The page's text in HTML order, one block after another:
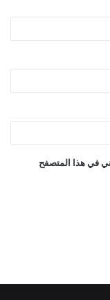
في هذا المتصفح